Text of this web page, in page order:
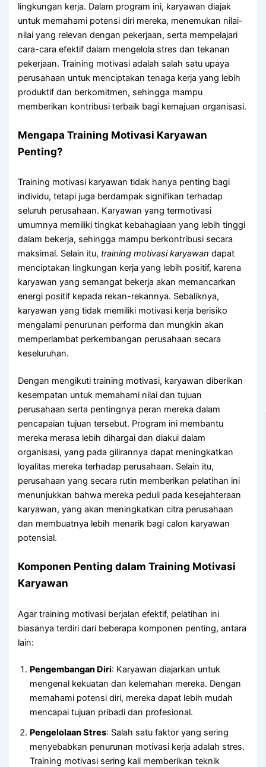
lingkungan kerja. Dalam program ini, karyawan diajak
untuk memahami potensi diri mereka, menemukan nilai-
nilai yang relevan dengan pekerjaan, serta mempelajari
cara-cara efektif dalam mengelola stres dan tekanan
pekerjaan. Training motivasi adalah salah satu upaya
perusahaan untuk menciptakan tenaga kerja yang lebih
produktif dan berkomitmen, sehingga mampu
memberikan kontribusi terbaik bagi kemajuan organisasi.
Mengapa Training Motivasi Karyawan
Penting?
Training motivasi karyawan tidak hanya penting bagi
individu, tetapi juga berdampak signifikan terhadap
seluruh perusahaan. Karyawan yang termotivasi
umumnya memiliki tingkat kebahagiaan yang lebih tinggi
dalam bekerja, sehingga mampu berkontribusi secara
maksimal. Selain itu, training motivasi karyawan dapat
menciptakan lingkungan kerja yang lebih positif, karena
karyawan yang semangat bekerja akan memancarkan
energi positif kepada rekan-rekannya. Sebaliknya,
karyawan yang tidak memiliki motivasi kerja berisiko
mengalami penurunan performa dan mungkin akan
memperlambat perkembangan perusahaan secara
keseluruhan.
Dengan mengikuti training motivasi, karyawan diberikan
kesempatan untuk memahami nilai dan tujuan
perusahaan serta pentingnya peran mereka dalam
pencapaian tujuan tersebut. Program ini membantu
mereka merasa lebih dihargai dan diakui dalam
organisasi, yang pada gilirannya dapat meningkatkan
loyalitas mereka terhadap perusahaan. Selain itu,
perusahaan yang secara rutin memberikan pelatihan ini
menunjukkan bahwa mereka peduli pada kesejahteraan
karyawan, yang akan meningkatkan citra perusahaan
dan membuatnya lebih menarik bagi calon karyawan
potensial.
Komponen Penting dalam Training Motivasi
Karyawan
Agar training motivasi berjalan efektif, pelatihan ini
biasanya terdiri dari beberapa komponen penting, antara
lain:
Pengembangan Diri: Karyawan diajarkan untuk
mengenal kekuatan dan kelemahan mereka. Dengan
memahami potensi diri, mereka dapat lebih mudah
mencapai tujuan pribadi dan profesional.
Pengelolaan Stres: Salah satu faktor yang sering
menyebabkan penurunan motivasi kerja adalah stres.
Training motivasi sering kali memberikan teknik